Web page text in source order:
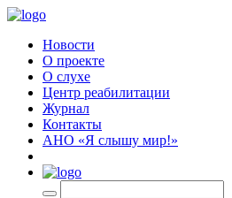
Новости
О проекте
О слухе
Центр реабилитации
Журнал
Контакты
АНО «Я слышу мир!»